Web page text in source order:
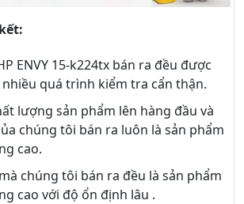
ENVY 15-k224tx bán ra đều được
quá trình kiểm tra cẩn thận.
lượng sản phẩm lên hàng đầu và
chúng tôi bán ra luôn là sản phẩm
cao.
chúng tôi bán ra đều là sản phẩm
cao với độ ổn định lâu .